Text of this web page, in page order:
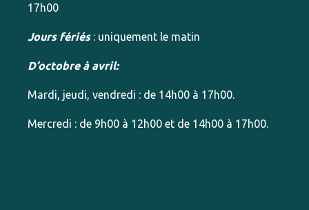
17h00
Jours fériés: uniquement le matin
D’octobre à avril:
Mardi, jeudi, vendredi : de 14h00 à 17h00.
Mercredi : de 9h00 à 12h00 et de 14h00 à 17h00.